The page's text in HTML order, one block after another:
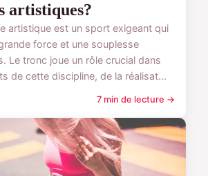
artistiques?
artistique est un sport exigeant qui
force et une souplesse
Le tronc joue un rôle crucial dans
de cette discipline, de la réalisat...
7 min de lecture →